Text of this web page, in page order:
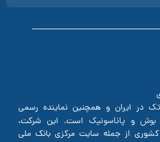
در ایران و همچنین نماینده رسمی
بوش و پاناسونیک است. این شرکت،
کشوری از جمله سایت مرکزی بانک ملی